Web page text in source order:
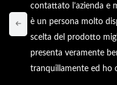
contattato l’azienda e
è un persona molto
scelta del prodotto
presenta veramente
tranquillamente ed ho